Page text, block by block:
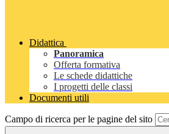
Didattica
Panoramica
Offerta formativa
Le schede didattiche
I progetti delle classi
Documenti utili
Campo di ricerca per le pagine del sito